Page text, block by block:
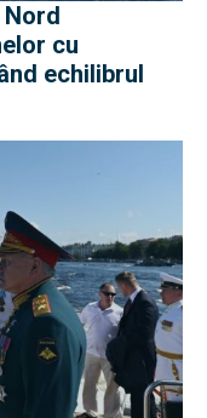
Nord
cu
echilibrul